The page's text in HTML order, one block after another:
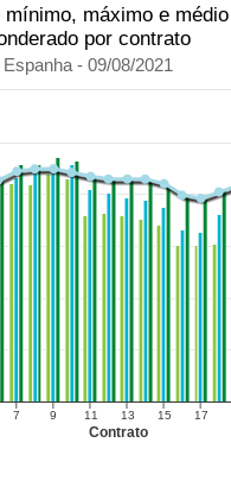
Contrato
mínimo, máximo e médio
por contrato
Espanha - 09/08/2021
7 9 11 13 15 17